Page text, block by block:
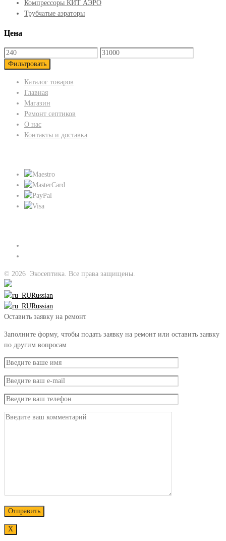
Компрессоры КИТ АЭРО
Трубчатые аэраторы
Цена
Фильтровать
Каталог товаров
Главная
Магазин
Ремонт септиков
О нас
Контакты и доставка
© 2026 Экосептика. Все права защищены.
Russian
Russian
Оставить заявку на ремонт
Заполните форму, чтобы подать заявку на ремонт или оставить заявку
по другим вопросам
Х